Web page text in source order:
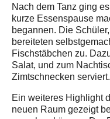
Nach dem Tanz ging
kurze Essenspause
begannen. Die
bereiteten
Fischstäbchen zu.
Salat, und zum
Zimtschnecken serviert.
Ein weiteres Highlight
neuen Raum gezeigt